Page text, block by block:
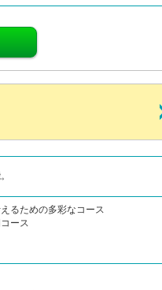
えるための多彩なコース
ース